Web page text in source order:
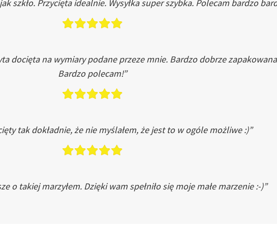
szkło. Przycięta idealnie. Wysyłka super szybka. Polecam bardzo
docięta na wymiary podane przeze mnie. Bardzo dobrze
Bardzo polecam!”
tak dokładnie, że nie myślałem, że jest to w ogóle możliwe :)”
o takiej marzyłem. Dzięki wam spełniło się moje małe marzenie :-)”